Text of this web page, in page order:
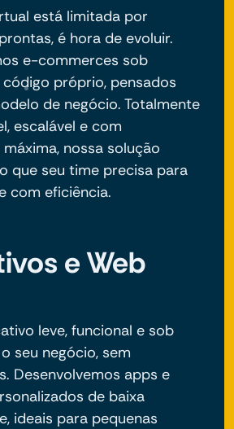
está limitada por
é hora de evoluir.
e-commerces sob
próprio, pensados
de negócio. Totalmente
escalável e com
nossa solução
que seu time precisa para
com eficiência.
e Web
leve, funcional e sob
seu negócio, sem
Desenvolvemos apps e
de baixa
ideais para pequenas